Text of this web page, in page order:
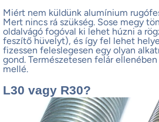
Miért nem küldünk alumínium
Mert nincs rá szükség. Sose megy
oldalvágó fogóval ki lehet húzni a
feszítő hüvelyt), és így fel lehet
fizessen feleslegesen egy olyan
gond. Természetesen felár
mellé.
L30 vagy R30?